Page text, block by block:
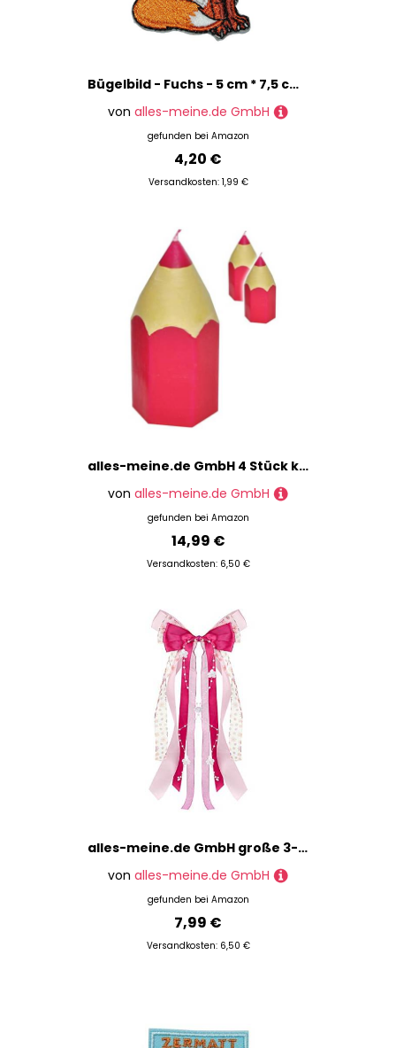
Bügelbild - Fuchs - 5 cm * 7,5 cm - Aufnäher Applikation - gestickter Flicken - Füchse Waldtier orange Waldtiere Reinecke Tier Tiere Rotfuchs
von alles-meine.de GmbH
gefunden bei Amazon
4,20 €
Versandkosten: 1,99 €
alles-meine.de GmbH 4 Stück kleine Kerzen - bunter Stift - PINK/ROSA - 8 cm hoch - Tischdeko - Tischkerzen/Schuleinführung/Geburtstagskerzen - Stifte - Schulanfang/Kind..
von alles-meine.de GmbH
gefunden bei Amazon
14,99 €
Versandkosten: 6,50 €
alles-meine.de GmbH große 3-D Schleife - 25 cm breit u. 60 cm lang - rosa & pink - Geschenkschleife/Geschenkband mit edlen Satin Bändern, Tüll & Perlenband - für Geschenke ..
von alles-meine.de GmbH
gefunden bei Amazon
7,99 €
Versandkosten: 6,50 €